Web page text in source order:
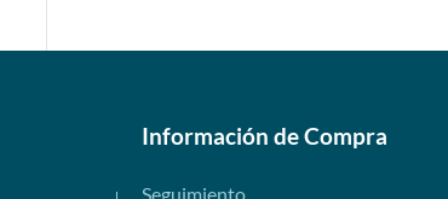
Información de Compra
Seguimiento